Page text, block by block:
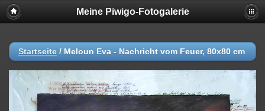
Meine Piwigo-Fotogalerie
Startseite / Meloun Eva - Nachricht vom Feuer, 80x80 cm